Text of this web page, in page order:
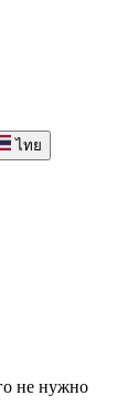
ไทย
не нужно